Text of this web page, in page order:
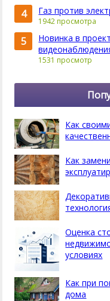
4 Газ против
1942 просмотра
5
Новинка в
1531 просмотр
Как
Как
Оценка
условиях
Как при
дома